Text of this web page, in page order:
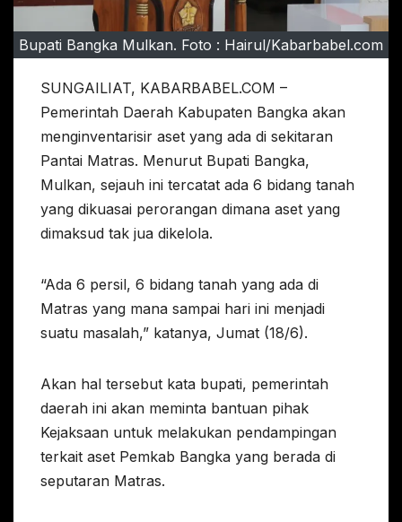
Bupati Bangka Mulkan. Foto : Hairul/Kabarbabel.com
SUNGAILIAT, KABARBABEL.COM –
Pemerintah Daerah Kabupaten Bangka akan
menginventarisir aset yang ada di sekitaran
Pantai Matras. Menurut Bupati Bangka,
Mulkan, sejauh ini tercatat ada 6 bidang tanah
yang dikuasai perorangan dimana aset yang
dimaksud tak jua dikelola.
“Ada 6 persil, 6 bidang tanah yang ada di
Matras yang mana sampai hari ini menjadi
suatu masalah,” katanya, Jumat (18/6).
Akan hal tersebut kata bupati, pemerintah
daerah ini akan meminta bantuan pihak
Kejaksaan untuk melakukan pendampingan
terkait aset Pemkab Bangka yang berada di
seputaran Matras.